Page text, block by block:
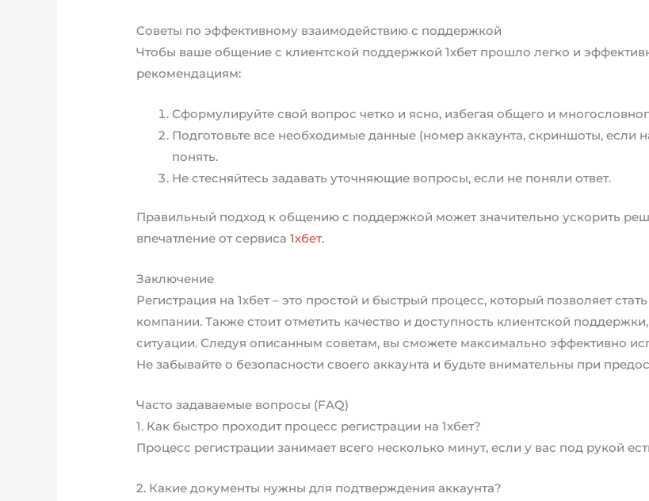
Советы по эффективному взаимодействию с поддержкой
Чтобы ваше общение с клиентской поддержкой 1хбет прошло легко и
рекомендациям:
Сформулируйте свой вопрос четко и ясно, избегая общего и
Подготовьте все необходимые данные (номер аккаунта, скриншоты, если
понять.
Не стесняйтесь задавать уточняющие вопросы, если не поняли ответ.
Правильный подход к общению с поддержкой может значительно ускорить
впечатление от сервиса1хбет.
Заключение
Регистрация на 1хбет – это простой и быстрый процесс, который позволяет
компании. Также стоит отметить качество и доступность клиентской
ситуации. Следуя описанным советам, вы сможете максимально эффективно
Не забывайте о безопасности своего аккаунта и будьте внимательны при
Часто задаваемые вопросы (FAQ)
1. Как быстро проходит процесс регистрации на 1хбет?
Процесс регистрации занимает всего несколько минут, если у вас под рукой
2. Какие документы нужны для подтверждения аккаунта?